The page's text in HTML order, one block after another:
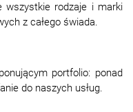
wszystkie rodzaje i marki
z całego świada.
portfolio: ponad
do naszych usług.